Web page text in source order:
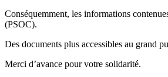
Conséquemment, les informations
(PSOC).
Des documents plus accessibles au grand
Merci d’avance pour votre solidarité.